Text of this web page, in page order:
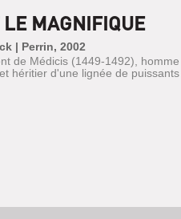
MAGNIFIQUE
| Perrin, 2002
de Médicis (1449-1492),
héritier d'une lignée de